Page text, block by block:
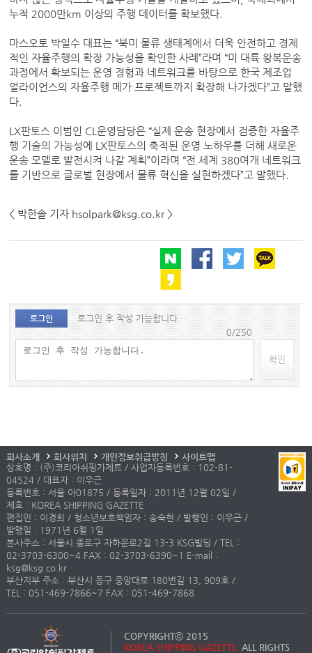
누적 2000만km 이상의 주행 데이터를 확보했다.
마스오토 박일수 대표는 “북미 물류 생태계에서 더욱 안전하고 경제
적인 자율주행의 확장 가능성을 확인한 사례”라며 “미 대륙 왕복운송
과정에서 확보되는 운영 경험과 네트워크를 바탕으로 한국 제조업
얼라이언스의 자율주행 메가 프로젝트까지 확장해 나가겠다”고 말했
다.
LX판토스 이범인 CL운영담당은 “실제 운송 현장에서 검증한 자율주
행 기술의 가능성에 LX판토스의 축적된 운영 노하우를 더해 새로운
운송 모델로 발전시켜 나갈 계획”이라며 “전 세계 380여개 네트워크
를 기반으로 글로벌 현장에서 물류 혁신을 실현하겠다”고 말했다.
< 박한솔 기자 hsolpark@ksg.co.kr >
로그인
로그인 후 작성 가능합니다.
0/250
확인
회사소개 회사위치 개인정보취급방침
사이트맵
상호명 : (주)코리아쉬핑가제트 / 사업자등록번호 : 102-81-
04524 / 대표자 : 이우근
등록번호 : 서울 아01875 / 등록일자 : 2011년 12월 02일 /
제호 : KOREA SHIPPING GAZETTE
편집인 : 이경희 / 청소년보호책임자 : 송숙현 / 발행인 : 이우근 /
발행일 : 1971년 6월 1일
본사주소 : 서울시 종로구 자하문로2길 13-3 KSG빌딩 / TEL :
02-3703-6300~4 FAX : 02-3703-6390~1 E-mail :
ksg@ksg.co.kr
부산지부 주소 : 부산시 동구 중앙대로 180번길 13, 909호 /
TEL : 051-469-7866~7 FAX : 051-469-7868
COPYRIGHTⓒ 2015
KOREA SHIPPING GAZETTE. ALL RIGHTS